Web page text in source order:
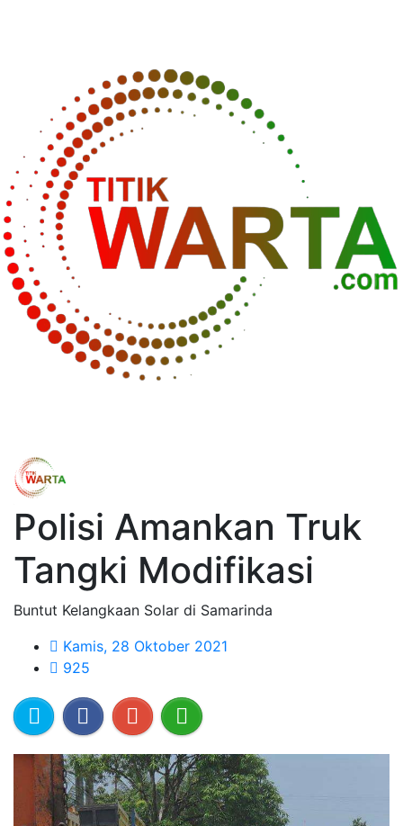
Polisi Amankan Truk
Tangki Modifikasi
Buntut Kelangkaan Solar di Samarinda
Kamis, 28 Oktober 2021
925